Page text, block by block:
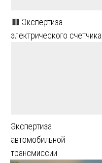
🟥 Экспертиза
электрического счетчика
Экспертиза
автомобильной
трансмиссии